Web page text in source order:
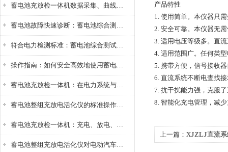
蓄电池充放检一体机数据采集、曲线分析与电池健康状态智能评估功能详解
蓄电池故障快速诊断：蓄电池综合测试仪判断落后电池的方法与标准
符合电力检测标准：蓄电池综合测试仪测试规范与精度校准方法详解
操作指南：如何安全高效地使用蓄电池智能活化仪？
蓄电池充放检一体机：在电力系统与储能设备中的创新应用，确保蓄电池性能与可靠性
蓄电池整组充放电活化仪的标准操作流程：从接线设置到充放电参数设定的安全规范
蓄电池充放检一体机：充电、放电、检测三功能集成设备
蓄电池整组充放电活化仪对电动汽车电池有帮助吗？
产品特性
1. 使用简单。本仪器只
2. 安全可靠。本仪器无
3. 适用电压等级多。直
4. 适用范围广。任何类
5. 携带方便，信号接收
6. 直流系统不断电查找
7. 抗干扰能力强，克服
8. 智能化充电管理，减
上一篇： XJZLJ直流系